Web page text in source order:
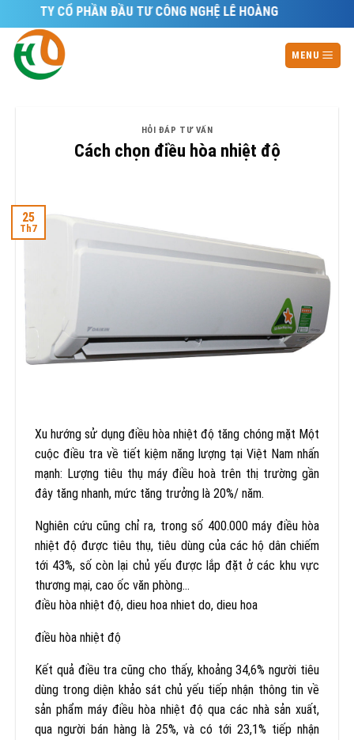
to
content
TY CỔ PHẦN ĐẦU TƯ CÔNG NGHỆ LÊ HOÀNG
MENU
HỎI ĐÁP TƯ VẤN
Cách chọn điều hòa nhiệt độ
25
Th7
Xu hướng sử dụng điều hòa nhiệt độ tăng chóng mặt Một
cuộc điều tra về tiết kiệm năng lượng tại Việt Nam nhấn
mạnh: Lượng tiêu thụ máy điều hoà trên thị trường gần
đây tăng nhanh, mức tăng trưởng là 20%/ năm.
Nghiên cứu cũng chỉ ra, trong số 400.000 máy điều hòa
nhiệt độ được tiêu thụ, tiêu dùng của các hộ dân chiếm
tới 43%, số còn lại chủ yếu được lắp đặt ở các khu vực
thương mại, cao ốc văn phòng…
điều hòa nhiệt độ, dieu hoa nhiet do, dieu hoa
điều hòa nhiệt độ
Kết quả điều tra cũng cho thấy, khoảng 34,6% người tiêu
dùng trong diện khảo sát chủ yếu tiếp nhận thông tin về
sản phẩm máy điều hòa nhiệt độ qua các nhà sản xuất,
qua người bán hàng là 25%, và có tới 23,1% tiếp nhận